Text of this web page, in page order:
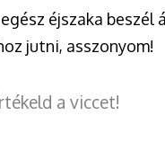
éjszaka
jutni, asszonyom!
a viccet!